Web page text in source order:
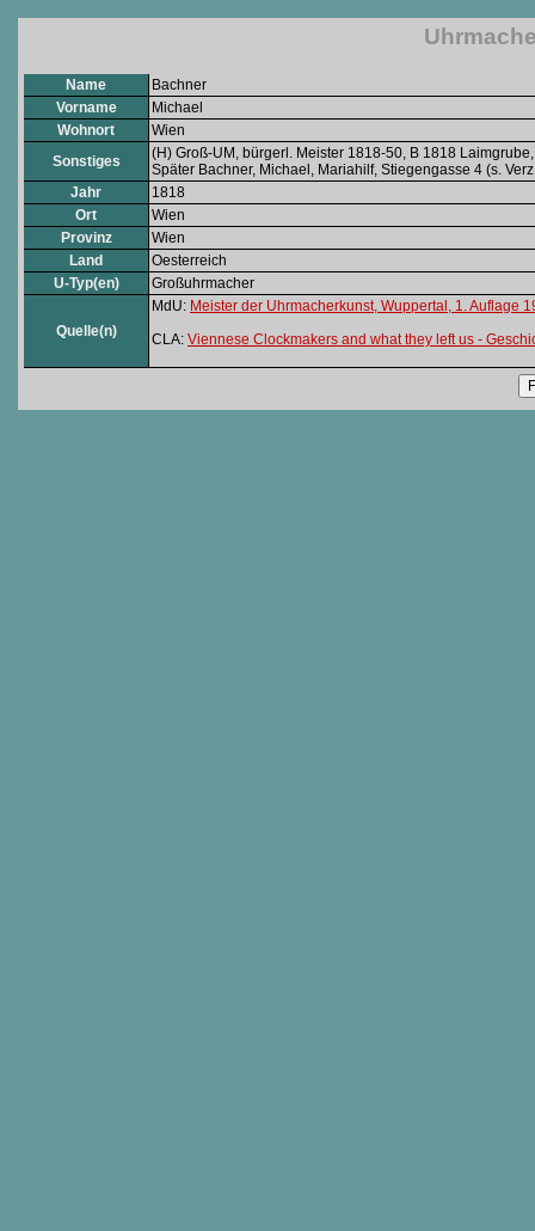
Name
Bachner
Vorname
Michael
Wohnort
Wien
Sonstiges
(H) Groß-UM, bürgerl. Meister 1818-50, B 1818
Später Bachner, Michael, Mariahilf, Stiegengasse 4 (s.
Jahr
1818
Ort
Wien
Provinz
Wien
Land
Oesterreich
U-Typ(en)
Großuhrmacher
Quelle(n)
MdU: Meister der Uhrmacherkunst, Wuppertal, 1. Auflage
CLA: Viennese Clockmakers and what they left us -